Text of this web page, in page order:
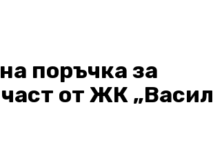
поръчка за
от ЖК „Васил